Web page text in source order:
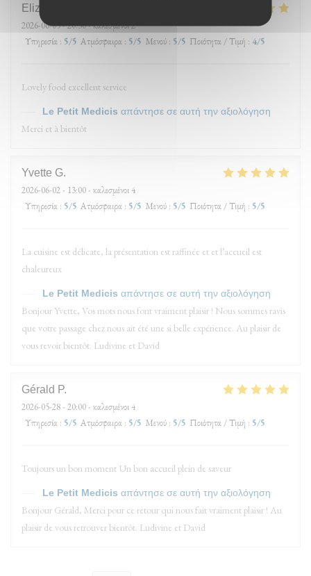
Elizabeth
2026-06-05- 20:30 - καλεσμένοι 2
Υπηρεσία : 5/5 Ατμόσφαιρα : 5/5 Μενού : 5/5 Ποιότητα / Τιμή : 4/5
Lovely food excellent service
Le Petit Medicis απάντησε σε αυτή την αξιολόγηση
Merci et à bientôt
Yvette G
2026-06-02 - 13:00 - καλεσμένοι 4
Υπηρεσία : 5/5 Ατμόσφαιρα : 5/5 Μενού : 5/5 Ποιότητα / Τιμή : 5/5
La cuisine est délicate, la présentation est raffinée et et l’accueil est
chaleureux
Le Petit Medicis απάντησε σε αυτή την αξιολόγηση
Bonjour Yvette, Vos mots nous font vraiment plaisir ! Nous sommes ravis
que votre passage chez nous ait été une si belle expérience. Au plaisir de
vous revoir bientôt. Ludivine et David
Gérald P
2026-05-28 - 20:00 - καλεσμένοι 4
Υπηρεσία : 5/5 Ατμόσφαιρα : 5/5 Μενού : 5/5 Ποιότητα / Τιμή : 5/5
Toujours un bon moment Un bon accueil plein de saveur
Le Petit Medicis απάντησε σε αυτή την αξιολόγηση
Bonjour Gérald, Merci pour ce retour qui nous fait vraiment plaisir ! Au
plaisir de vous retrouver bientôt. Ludivine et David